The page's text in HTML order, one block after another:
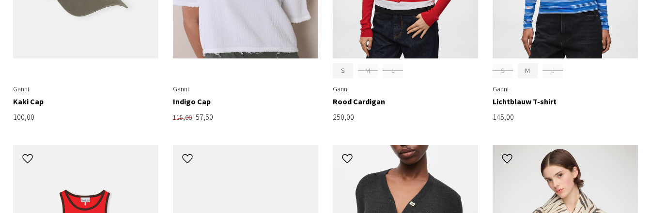
Ganni
Kaki Cap
100,00
Ganni
Indigo Cap
115,00 57,50
S M L
Ganni
Rood Cardigan
250,00
S M L
Ganni
Lichtblauw T-shirt
145,00